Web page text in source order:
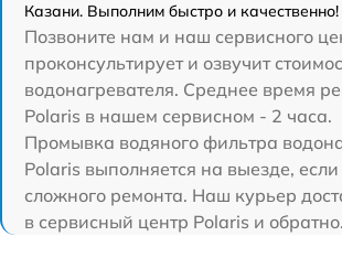
Казани. Выполним быстро и качественно!
Позвоните нам и наш сервисного
проконсультирует и озвучит
водонагревателя. Среднее время
Polaris в нашем сервисном - 2 часа.
Промывка водяного фильтра
Polaris выполняется на выезде, если
сложного ремонта. Наш курьер
в сервисный центр Polaris и обратно.